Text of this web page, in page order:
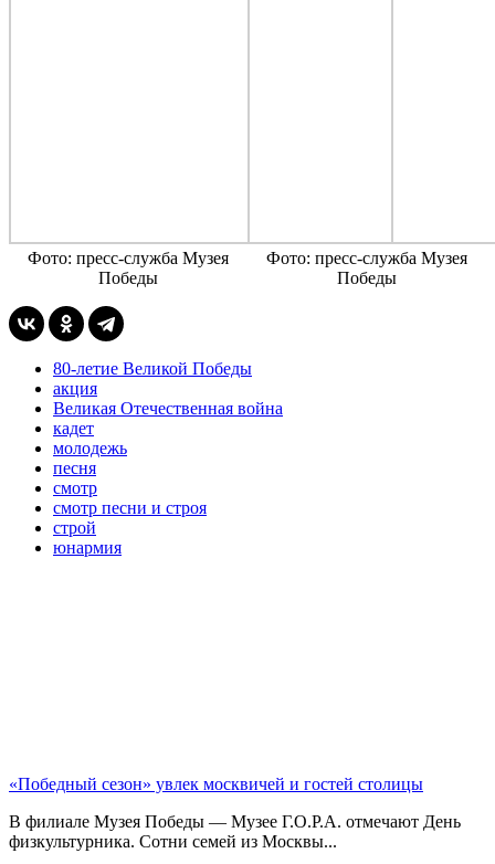
Фото: пресс-служба Музея
Победы
Фото: пресс-служба Музея
Победы
80-летие Великой Победы
акция
Великая Отечественная война
кадет
молодежь
песня
смотр
смотр песни и строя
строй
юнармия
«Победный сезон» увлек москвичей и гостей столицы
В филиале Музея Победы — Музее Г.О.Р.А. отмечают День
физкультурника. Сотни семей из Москвы...